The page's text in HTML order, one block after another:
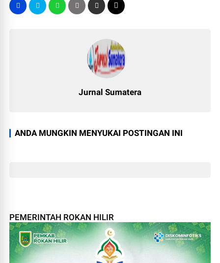
Jurnal Sumatera
ANDA MUNGKIN MENYUKAI POSTINGAN INI
PEMERINTAH ROKAN HILIR